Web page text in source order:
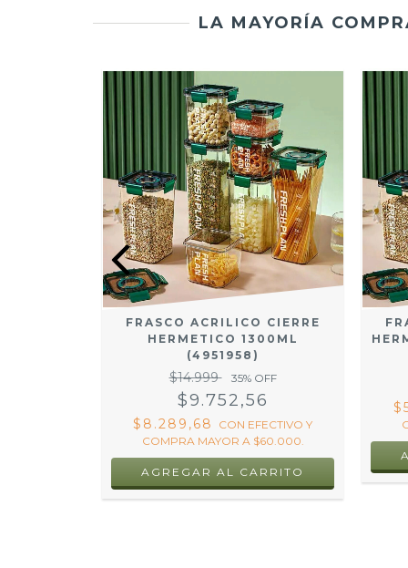
LA MAYORÍA
FRASCO ACRILICO CIERRE
HERMETICO 1300ML
(4951958)
$14.999 35% OFF
$9.752,56
$8.289,68 CON EFECTIVO Y
COMPRA MAYOR A $60.000.